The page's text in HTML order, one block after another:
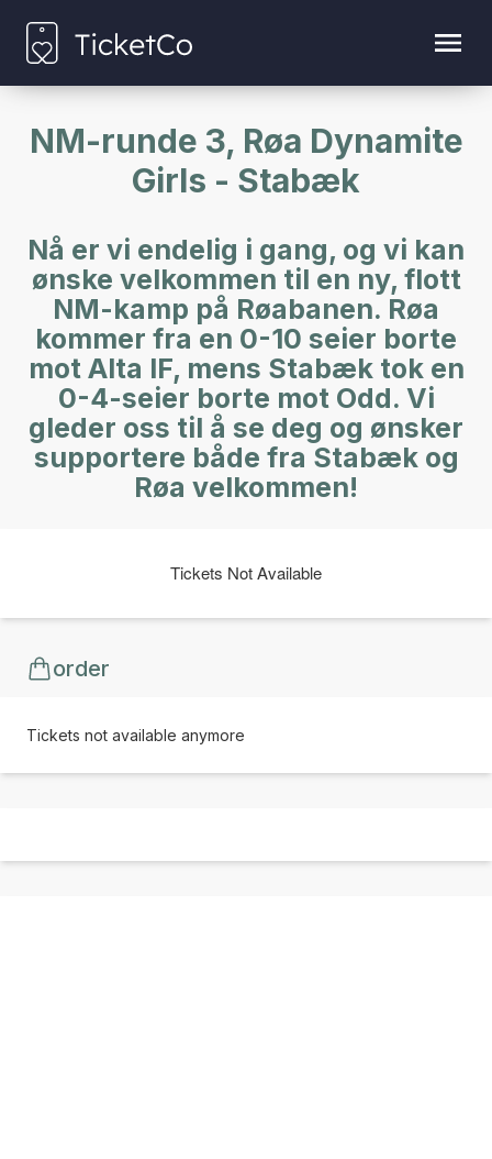
NM-runde 3, Røa Dynamite
Girls - Stabæk
Nå er vi endelig i gang, og vi kan
ønske velkommen til en ny, flott
NM-kamp på Røabanen. Røa
kommer fra en 0-10 seier borte
mot Alta IF, mens Stabæk tok en
0-4-seier borte mot Odd. Vi
gleder oss til å se deg og ønsker
supportere både fra Stabæk og
Røa velkommen!
Tickets Not Available
order
Tickets not available anymore